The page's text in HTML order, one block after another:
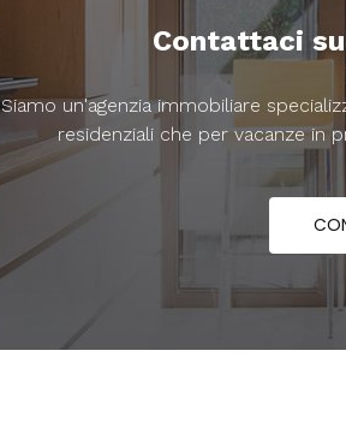
Contattaci
Siamo un'agenzia immobiliare
residenziali che per vacanze in